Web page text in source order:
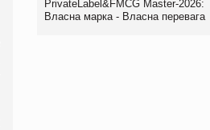
PrivateLabel&FMCG Master-2026:
Власна марка - Власна перевага